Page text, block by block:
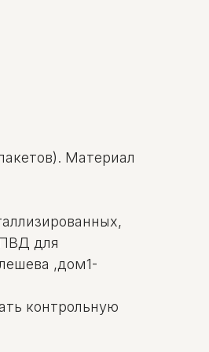
Материал
для
,дом1-
контрольную